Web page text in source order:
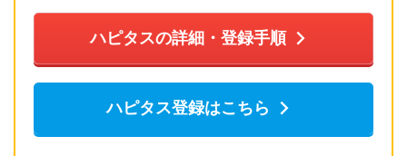
ハピタスの詳細・登録手順
ハピタス登録はこちら